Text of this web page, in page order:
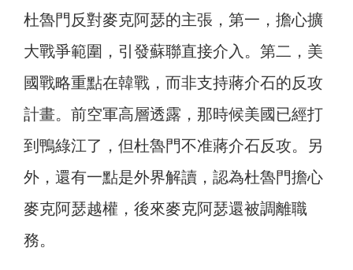
杜魯門反對麥克阿瑟的主張，第一，擔心擴
大戰爭範圍，引發蘇聯直接介入。第二，美
國戰略重點在韓戰，而非支持蔣介石的反攻
計畫。前空軍高層透露，那時候美國已經打
到鴨綠江了，但杜魯門不准蔣介石反攻。另
外，還有一點是外界解讀，認為杜魯門擔心
麥克阿瑟越權，後來麥克阿瑟還被調離職
務。